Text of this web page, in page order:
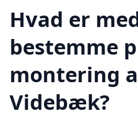
Hvad er
bestemme
montering
Videbæk?